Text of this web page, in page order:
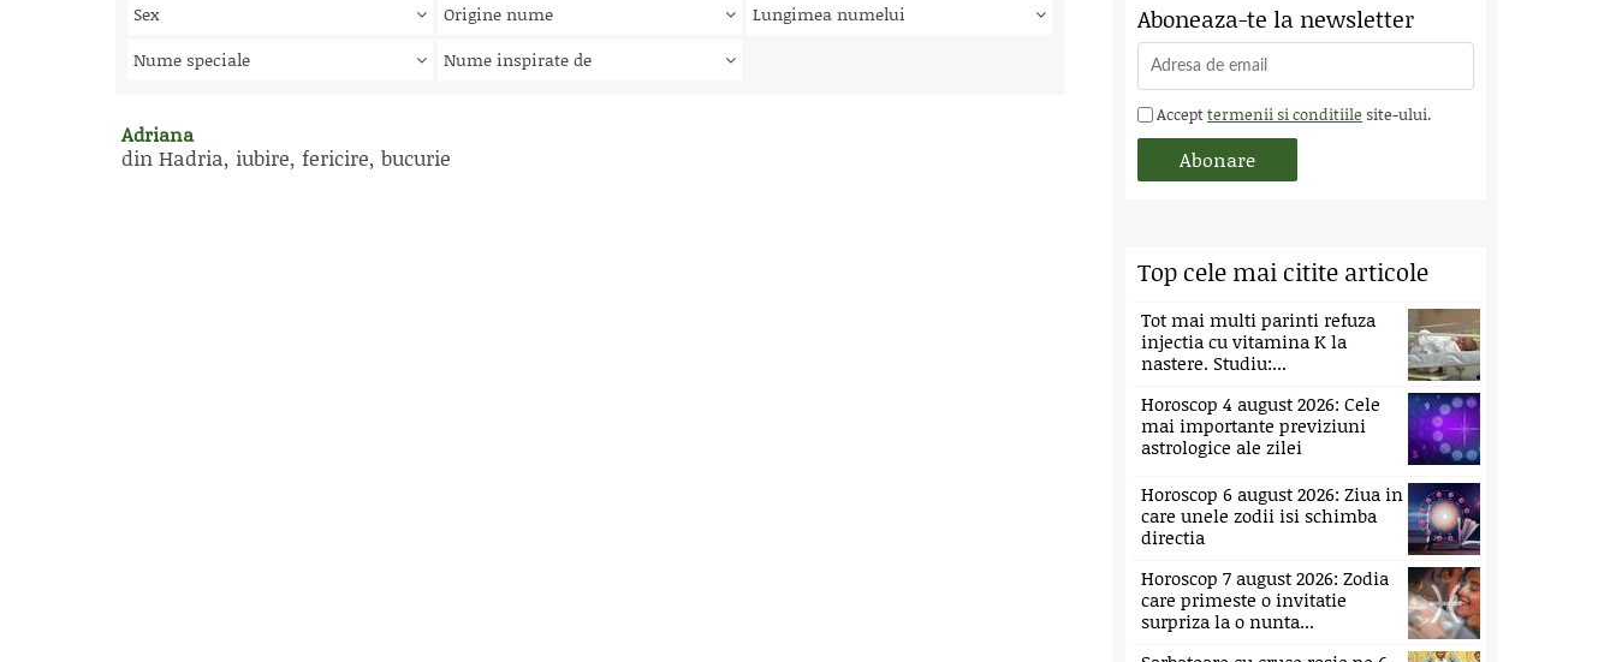
Sex Origine nume
Lungimea numelui
Nume speciale
Nume inspirate de
Adriana
din Hadria, iubire, fericire, bucurie
Aboneaza-te la newsletter
Accepttermenii si conditiile site-ului.
Top cele mai citite articole
Tot mai multi parinti refuza
injectia cu vitamina K la
nastere. Studiu:...
Horoscop 4 august 2026: Cele
mai importante previziuni
astrologice ale zilei
Horoscop 6 august 2026: Ziua in
care unele zodii isi schimba
directia
Horoscop 7 august 2026: Zodia
care primeste o invitatie
surpriza la o nunta...